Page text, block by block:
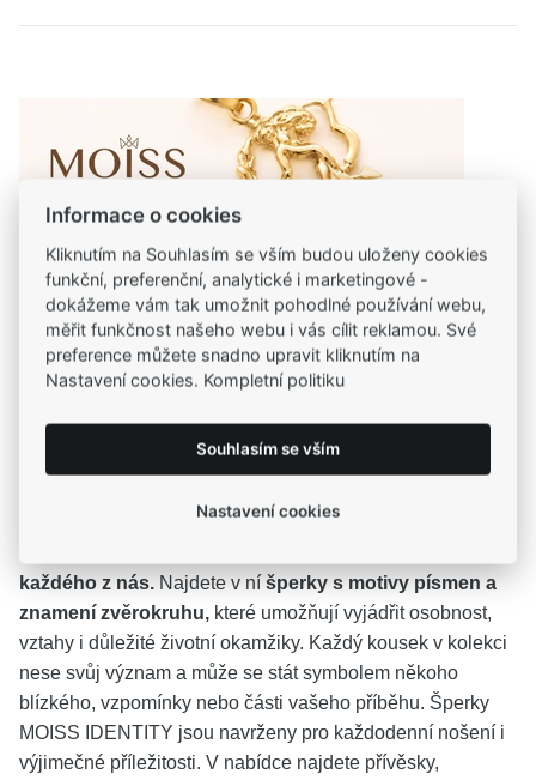
ŠPERKY S OSOBNÍM VÝZNAMEM
MOISS IDENTITY
každého z nás. Najdete v ní šperky s motivy písmen a
znamení zvěrokruhu, které umožňují vyjádřit osobnost,
vztahy i důležité životní okamžiky. Každý kousek v kolekci
nese svůj význam a může se stát symbolem někoho
blízkého, vzpomínky nebo části vašeho příběhu. Šperky
MOISS IDENTITY jsou navrženy pro každodenní nošení i
výjimečné příležitosti. V nabídce najdete přívěsky,
Informace o cookies
Kliknutím na Souhlasím se vším budou uloženy cookies
funkční, preferenční, analytické i marketingové -
dokážeme vám tak umožnit pohodlné používání webu,
měřit funkčnost našeho webu i vás cílit reklamou. Své
preference můžete snadno upravit kliknutím na
Nastavení cookies. Kompletní politiku
Souhlasím se vším
Nastavení cookies